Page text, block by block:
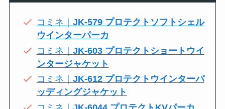
コミネ｜ JK-579 プロテクトソフトシェル
ウインターパーカ
コミネ｜ JK-603 プロテクトショートウイ
ンタージャケット
コミネ｜ JK-612 プロテクトウインターパ
ッディングジャケット